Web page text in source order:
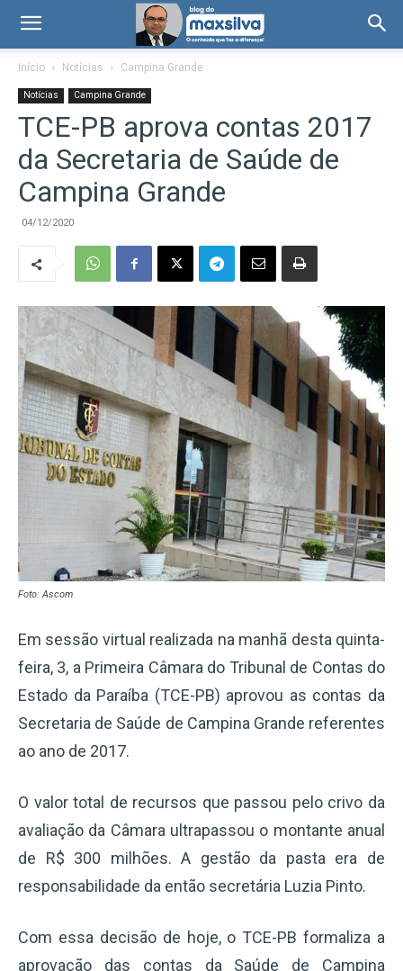
Início Notícias Campina Grande
Notícias Campina Grande
TCE-PB aprova contas 2017
da Secretaria de Saúde de
Campina Grande
04/12/2020
Foto: Ascom
Em sessão virtual realizada na manhã desta quinta-
feira, 3, a Primeira Câmara do Tribunal de Contas do
Estado da Paraíba (TCE-PB) aprovou as contas da
Secretaria de Saúde de Campina Grande referentes
ao ano de 2017.
O valor total de recursos que passou pelo crivo da
avaliação da Câmara ultrapassou o montante anual
de R$ 300 milhões. A gestão da pasta era de
responsabilidade da então secretária Luzia Pinto.
Com essa decisão de hoje, o TCE-PB formaliza a
aprovação das contas da Saúde de Campina